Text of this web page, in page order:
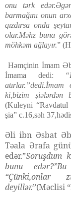
onu tərk
barmağını onun
qızdırsa onda
olar.Məhz buna
möhkəm ağlayır.”
Həmçinin İmam
İmama dedi:
ki,bizim şiələrdən
(Kuleyni “Ravdatul
şia” c.16,səh
Əli ibn Əsbat
Təala Ərafa
edər.”Soruşdum
bunu
“Çünki,onlar
deyillər.”(Məclisi